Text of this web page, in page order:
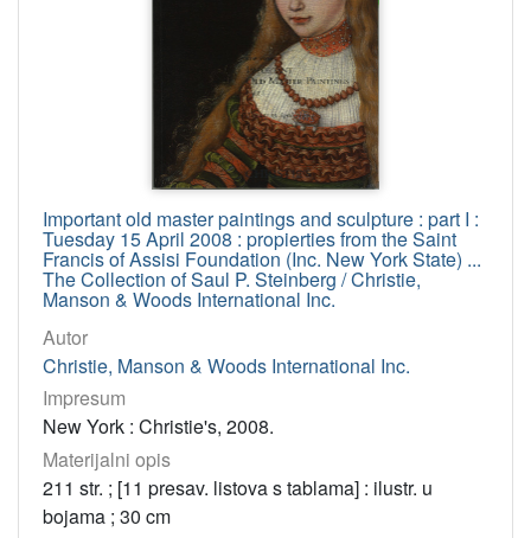
Important old master paintings and sculpture : part I :
Tuesday 15 April 2008 : propierties from the Saint
Francis of Assisi Foundation (Inc. New York State) ...
The Collection of Saul P. Steinberg / Christie,
Manson & Woods International Inc.
Autor
Christie, Manson & Woods International Inc.
Impresum
New York : Christie's, 2008.
Materijalni opis
211 str. ; [11 presav. listova s tablama] : ilustr. u
bojama ; 30 cm